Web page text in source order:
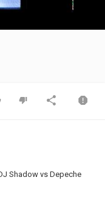
Shadow vs Depeche